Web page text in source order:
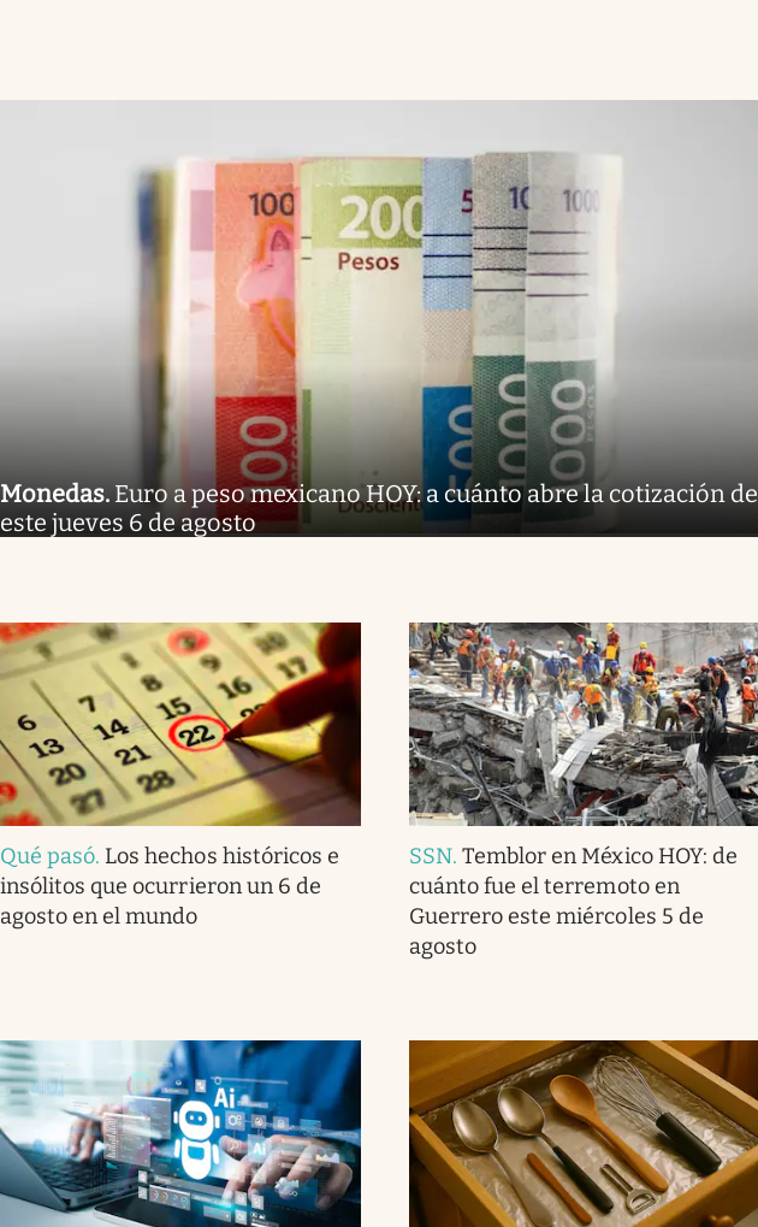
Monedas. Euro a peso mexicano HOY: a cuánto abre la cotización de
este jueves 6 de agosto
Qué pasó. Los hechos históricos e
insólitos que ocurrieron un 6 de
agosto en el mundo
SSN.Temblor en México HOY: de
cuánto fue el terremoto en
Guerrero este miércoles 5 de
agosto